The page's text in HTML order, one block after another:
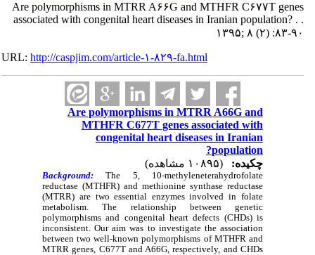
Are polymorphisms in MTRR A۶۶G and MTHFR C۶۷۷T genes
associated with congenital heart diseases in Iranian population? . .
۱۳۹۵; ۸ (۲) :۸۳-۹۰
URL:http://caspjim.com/article-۱-۸۲۹-fa.html
Are polymorphisms in MTRR A66G and
MTHFR C677T genes associated with
congenital heart diseases in Iranian
population?
چکیده:
Background:The 5, 10-methyleneterahydrofolate
reductase (MTHFR) and methionine synthase reductase
(MTRR) are two essential enzymes involved in folate
metabolism. The relationship between genetic
polymorphisms and congenital heart defects (CHDs) is
inconsistent. Our aim was to investigate the association
between two well-known polymorphisms of MTHFR and
MTRR genes, C677T and A66G, respectively, and CHDs